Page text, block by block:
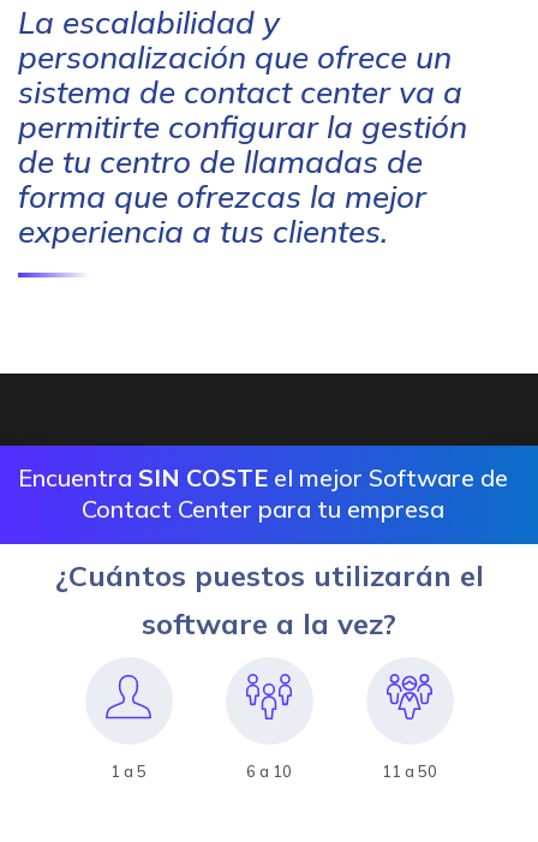
La escalabilidad y
personalización que ofrece un
sistema de contact center va a
permitirte configurar la gestión
de tu centro de llamadas de
forma que ofrezcas la mejor
experiencia a tus clientes.
Encuentra SIN COSTE el mejor Software de
Contact Center para tu empresa
¿Cuántos puestos utilizarán el
software a la vez?
1 a 5 6 a 10 11 a 50